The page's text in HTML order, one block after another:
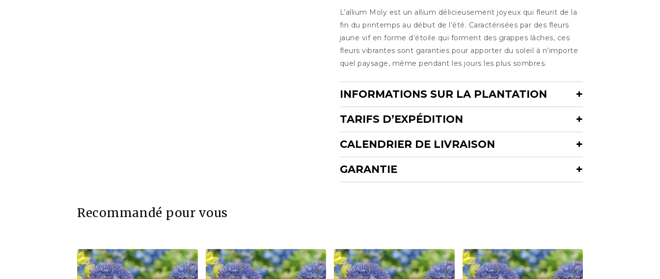
L’allium Moly est un allium délicieusement joyeux qui fleurit de la
fin du printemps au début de l’été. Caractérisées par des fleurs
jaune vif en forme d’étoile qui forment des grappes lâches, ces
fleurs vibrantes sont garanties pour apporter du soleil à n’importe
quel paysage, même pendant les jours les plus sombres.
INFORMATIONS SUR LA PLANTATION
TARIFS D’EXPÉDITION
CALENDRIER DE LIVRAISON
GARANTIE
Recommandé pour vous